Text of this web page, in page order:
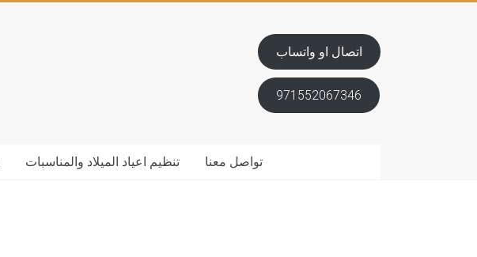
اتصال او واتساب
971552067346
تنظيم اعياد الميلاد والمناسبات تواصل معنا